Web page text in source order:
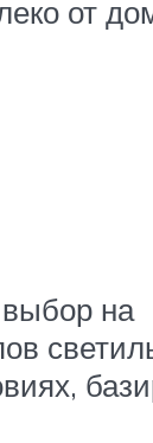
от
выбор на